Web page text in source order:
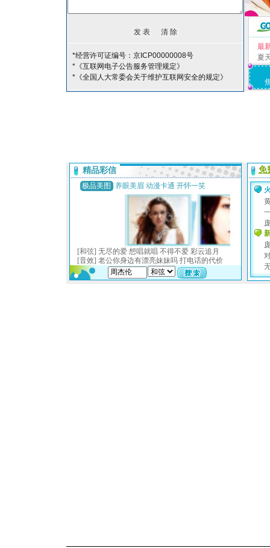
*经营许可证编号：京ICP00000008号
*《互联网电子公告服务管理规定》
*《全国人大常委会关于维护互联网安全的规定》
最
夏